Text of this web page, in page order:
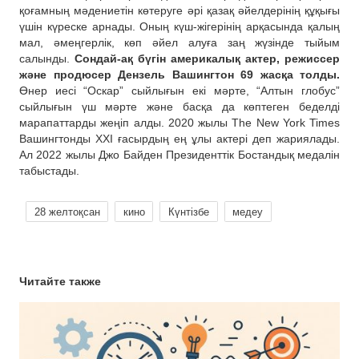
қоғамның мәдениетін көтеруге әрі қазақ әйелдерінің құқығы
үшін күреске арнады. Оның күш-жігерінің арқасында қалың
мал, әмеңгерлік, көп әйел алуға заң жүзінде тыйым
салынды. Сондай-ақ бүгін америкалық актер, режиссер
және продюсер Дензель Вашингтон 69 жасқа толды.
Өнер иесі “Оскар” сыйлығын екі мәрте, “Алтын глобус”
сыйлығын үш мәрте және басқа да көптеген беделді
марапаттарды жеңіп алды. 2020 жылы The New York Times
Вашингтонды ХХІ ғасырдың ең ұлы актері деп жариялады.
Ал 2022 жылы Джо Байден Президенттік Бостандық медалін
табыстады.
28 желтоқсан кино Күнтізбе медеу
Читайте также